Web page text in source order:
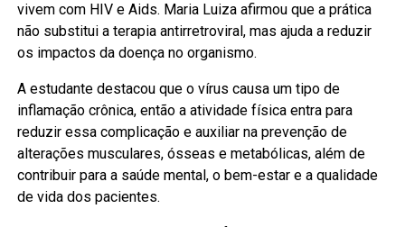
vivem com HIV e Aids. Maria Luiza afirmou que a prática
não substitui a terapia antirretroviral, mas ajuda a reduzir
os impactos da doença no organismo.
A estudante destacou que o vírus causa um tipo de
inflamação crônica, então a atividade física entra para
reduzir essa complicação e auxiliar na prevenção de
alterações musculares, ósseas e metabólicas, além de
contribuir para a saúde mental, o bem-estar e a qualidade
de vida dos pacientes.